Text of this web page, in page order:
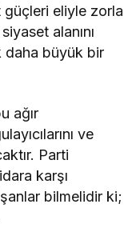
güçleri eliyle zorla
alanını
daha büyük bir
ağır
ve
Parti
karşı
bilmelidir ki;